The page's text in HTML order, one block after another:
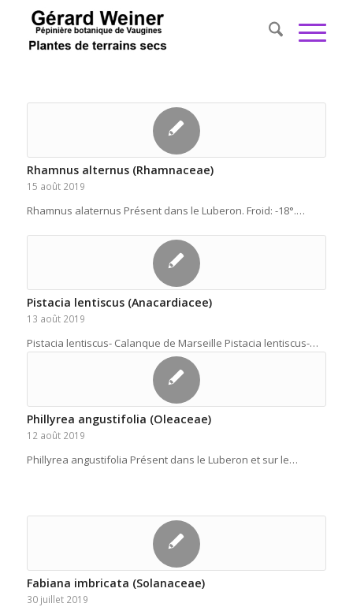
Rhamnus alternus (Rhamnaceae)
15 août 2019
Rhamnus alaternus Présent dans le Luberon. Froid: -18°.…
Pistacia lentiscus (Anacardiacee)
13 août 2019
Pistacia lentiscus- Calanque de Marseille Pistacia lentiscus-…
Phillyrea angustifolia (Oleaceae)
12 août 2019
Phillyrea angustifolia Présent dans le Luberon et sur le…
Fabiana imbricata (Solanaceae)
30 juillet 2019